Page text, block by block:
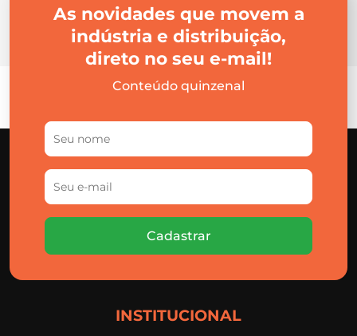
As novidades que movem a
indústria e distribuição,
direto no seu e-mail!
Conteúdo quinzenal
Cadastrar
INSTITUCIONAL